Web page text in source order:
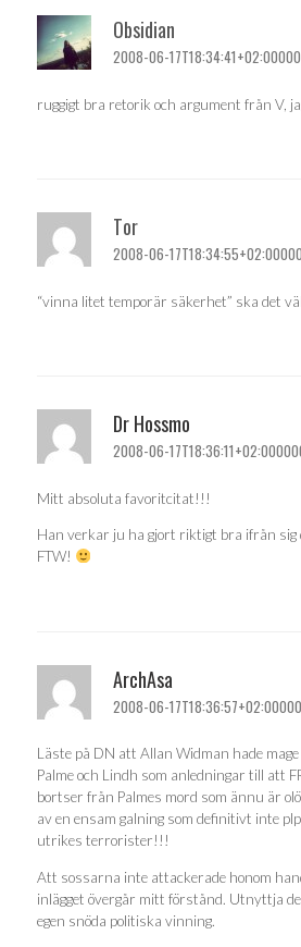
Obsidian
2008-06-
ruggigt bra retorik och argument från V,
Tor
2008-06-
“vinna litet temporär säkerhet” ska det
Dr Hossmo
2008-06-
Mitt absoluta favoritcitat!!!
Han verkar ju ha gjort riktigt bra ifrån
FTW!
ArchAsa
2008-06-
Läste på DN att Allan Widman hade
Palme och Lindh som anledningar till att
bortser från Palmes mord som ännu är
av en ensam galning som definitivt inte
utrikes terrorister!!!
Att sossarna inte attackerade honom
inlägget övergår mitt förstånd. Utnyttja
egen snöda politiska vinning.